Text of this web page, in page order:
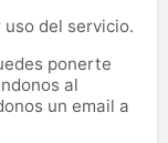
del servicio.
ponerte
al
un email a